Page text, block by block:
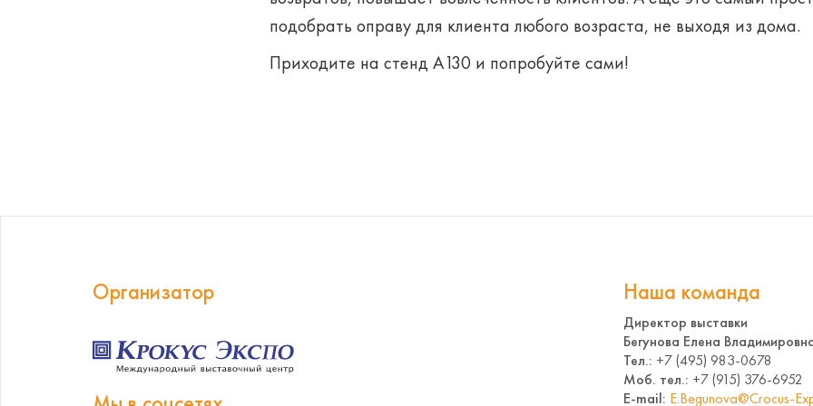
подобрать оправу для клиента любого возраста, не выходя из дома.
Приходите на стенд А130 и попробуйте сами!
Организатор Наша команда
Директор выставки
Бегунова Елена
Тел.: +7 (495) 983-0678
Моб. тел.: +7 (915) 376-6952
E-mail: E.Begunova@Crocus-